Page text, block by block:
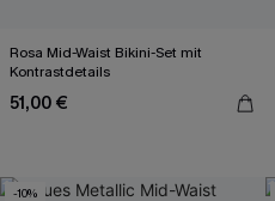
Rosa Mid-Waist Bikini-Set mit
Kontrastdetails
51,00 €
-10%